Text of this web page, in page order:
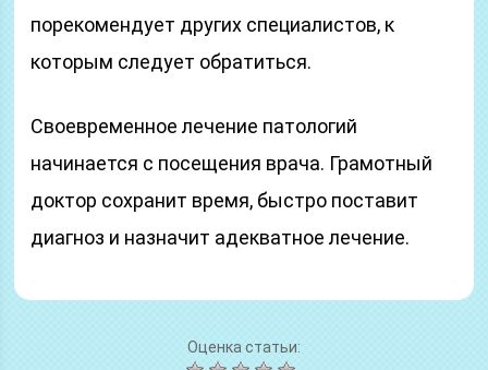
порекомендует других специалистов, к
которым следует обратиться.
Своевременное лечение патологий
начинается с посещения врача. Грамотный
доктор сохранит время, быстро поставит
диагноз и назначит адекватное лечение.
Оценка статьи: